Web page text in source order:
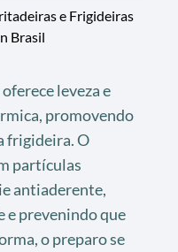
e Frigideiras
Brasil
leveza e
promovendo
frigideira. O
partículas
antiaderente,
e prevenindo que
o preparo se